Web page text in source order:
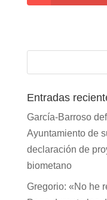
Entradas
García-Barroso
Ayuntamiento de
declaración de
biometano
Gregorio: «No he